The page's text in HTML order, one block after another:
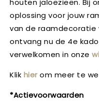
houten jaloezieën. Bij
oplossing voor jouw
van de raamdecoratie
ontvang nu de 4e
verwelkomen in onze
Klik hierom meer te
*Actievoorwaarden